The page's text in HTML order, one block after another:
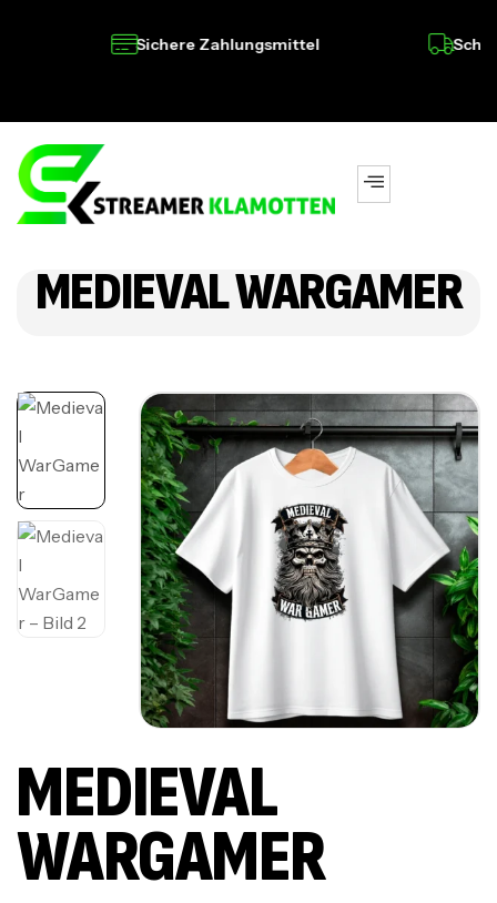
Sichere Zahlungsmittel
MEDIEVAL WARGAMER
MEDIEVAL
WARGAMER